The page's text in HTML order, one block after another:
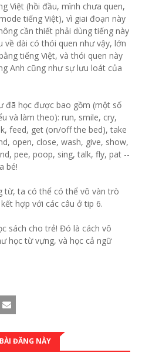
Việt (hồi đầu, mình chưa quen,
tiếng Việt), vì giai đoạn này
cần thiết phải dùng tiếng này
về dài có thói quen như vậy, lớn
tiếng Việt, và thói quen này
Anh cũng như sự lưu loát của
đã học được bao gồm (một số
và làm theo): run, smile, cry,
feed, get (on/off the bed), take
open, close, wash, give, show,
pee, poop, sing, talk, fly, pat --
bé!
từ, ta có thể có thể vô vàn trò
hợp với các câu ở tip 6.
sách cho trẻ! Đó là cách vô
học từ vựng, và học cả ngữ
ĐĂNG NÀY